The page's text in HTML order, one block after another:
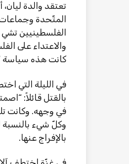
تعتقد والدة ليان،
المتّحدة
الفلسطينيين
كانت هذه سياسة
في الليلة التي
بالقتل قائلاً:
في وجهه. وكانت
وكلّ شيء
بالإفراج عنها.